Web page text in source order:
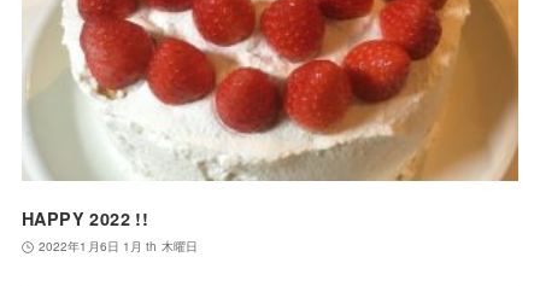
HAPPY 2022 !!
2022年1月6日 1月 th 木曜日